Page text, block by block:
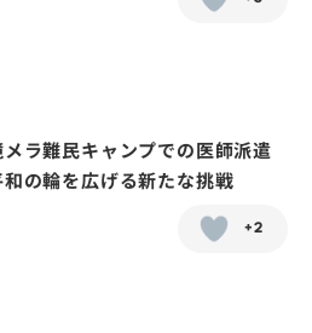
メラ難民キャンプでの医師派遣
の輪を広げる新たな挑戦
+2